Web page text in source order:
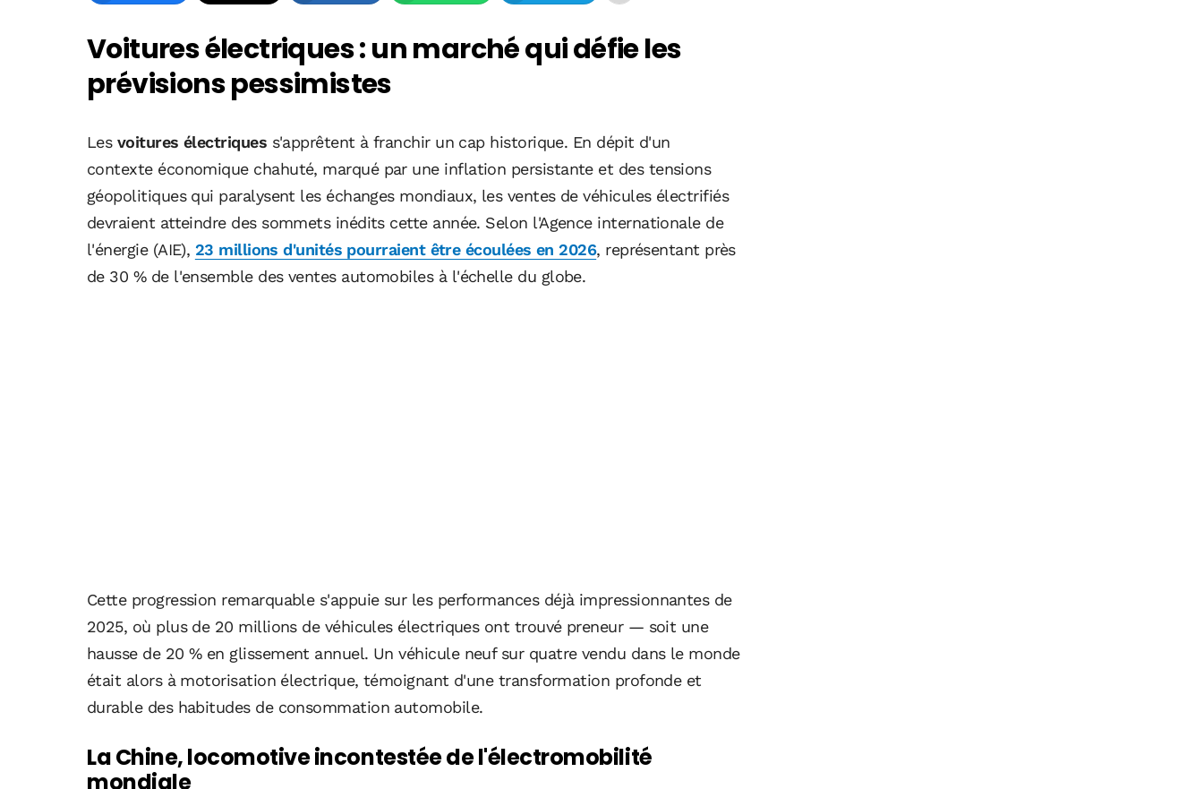
Voitures électriques : un marché qui défie les
prévisions pessimistes
Les voitures électriques s'apprêtent à franchir un cap historique. En dépit d'un
contexte économique chahuté, marqué par une inflation persistante et des tensions
géopolitiques qui paralysent les échanges mondiaux, les ventes de véhicules électrifiés
devraient atteindre des sommets inédits cette année. Selon l'Agence internationale de
l'énergie (AIE), 23 millions d'unités pourraient être écoulées en 2026, représentant près
de 30 % de l'ensemble des ventes automobiles à l'échelle du globe.
Cette progression remarquable s'appuie sur les performances déjà impressionnantes de
2025, où plus de 20 millions de véhicules électriques ont trouvé preneur — soit une
hausse de 20 % en glissement annuel. Un véhicule neuf sur quatre vendu dans le monde
était alors à motorisation électrique, témoignant d'une transformation profonde et
durable des habitudes de consommation automobile.
La Chine, locomotive incontestée de l'électromobilité
mondiale